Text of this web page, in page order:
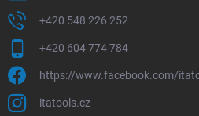
+420 548 226 252
+420 604 774 784
https://www.facebook.com/
itatools.cz